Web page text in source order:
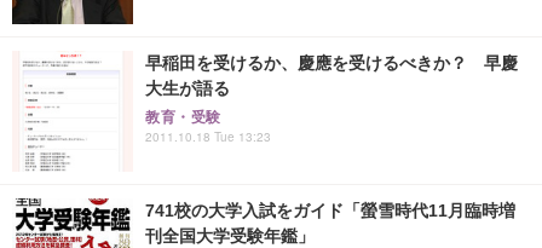
早稲田を受けるか、慶應を受けるべきか？ 早慶
大生が語る
教育・受験
2011.10.18 Tue 13:23
741校の大学入試をガイド「螢雪時代11月臨時増
刊全国大学受験年鑑」